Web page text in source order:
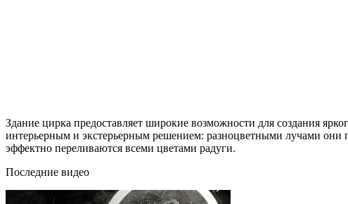
Здание цирка предоставляет широкие возможности для создания
интерьерным и экстерьерным решением: разноцветными лучами они
эффектно переливаются всеми цветами радуги.
Последние видео